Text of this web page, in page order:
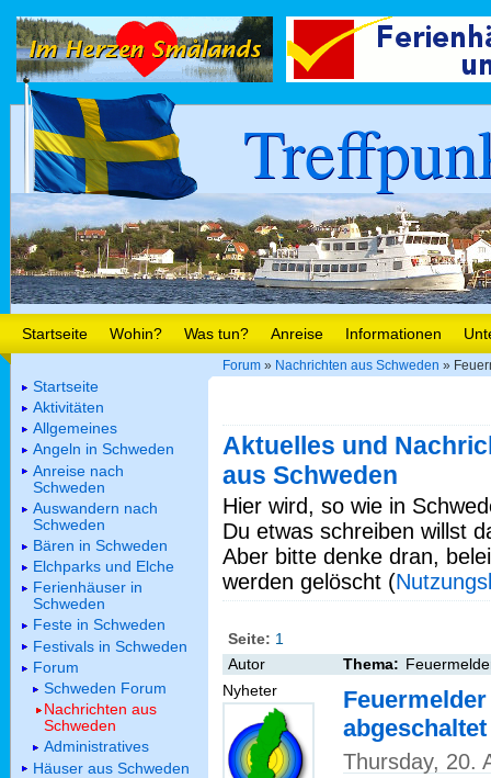
Startseite Wohin? Was tun? Anreise Informationen
Forum » Nachrichten aus Schweden »
Aktuelles und
aus Schweden
Hier wird, so wie in
Du etwas schreiben willst
Aber bitte denke dran,
werden gelöscht (
Seite: 1
Autor
Thema:
Nyheter
Thursday, 20.
Startseite
Aktivitäten
Allgemeines
Angeln in Schweden
Anreise nach
Schweden
Auswandern nach
Schweden
Bären in Schweden
Elchparks und Elche
Ferienhäuser in
Schweden
Feste in Schweden
Festivals in Schweden
Forum
Schweden Forum
Nachrichten aus
Schweden
Administratives
Häuser aus Schweden